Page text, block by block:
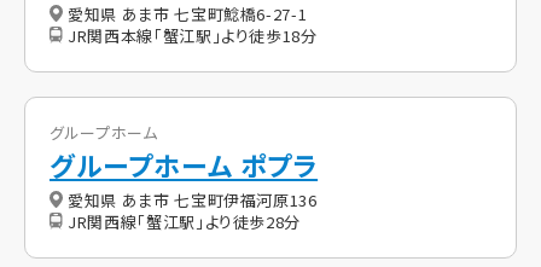
愛知県 あま市 七宝町鯰橋6-27-1
JR関西本線「蟹江駅」より徒歩18分
グループホーム
グループホーム ポプラ
愛知県 あま市 七宝町伊福河原136
JR関西線「蟹江駅」より徒歩28分